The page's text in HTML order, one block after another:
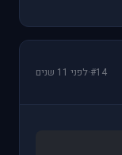
#14
·לפני 11 שנים